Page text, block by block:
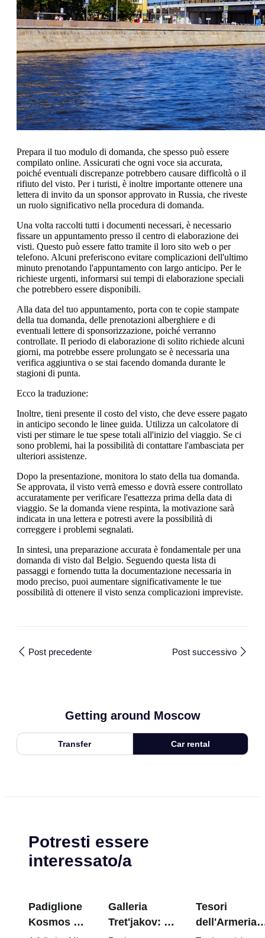
Prepara il tuo modulo di domanda, che spesso può essere
compilato online. Assicurati che ogni voce sia accurata,
poiché eventuali discrepanze potrebbero causare difficoltà o il
rifiuto del visto. Per i turisti, è inoltre importante ottenere una
lettera di invito da un sponsor approvato in Russia, che riveste
un ruolo significativo nella procedura di domanda.
Una volta raccolti tutti i documenti necessari, è necessario
fissare un appuntamento presso il centro di elaborazione dei
visti. Questo può essere fatto tramite il loro sito web o per
telefono. Alcuni preferiscono evitare complicazioni dell'ultimo
minuto prenotando l'appuntamento con largo anticipo. Per le
richieste urgenti, informarsi sui tempi di elaborazione speciali
che potrebbero essere disponibili.
Alla data del tuo appuntamento, porta con te copie stampate
della tua domanda, delle prenotazioni alberghiere e di
eventuali lettere di sponsorizzazione, poiché verranno
controllate. Il periodo di elaborazione di solito richiede alcuni
giorni, ma potrebbe essere prolungato se è necessaria una
verifica aggiuntiva o se stai facendo domanda durante le
stagioni di punta.
Ecco la traduzione:
Inoltre, tieni presente il costo del visto, che deve essere pagato
in anticipo secondo le linee guida. Utilizza un calcolatore di
visti per stimare le tue spese totali all'inizio del viaggio. Se ci
sono problemi, hai la possibilità di contattare l'ambasciata per
ulteriori assistenze.
Dopo la presentazione, monitora lo stato della tua domanda.
Se approvata, il visto verrà emesso e dovrà essere controllato
accuratamente per verificare l'esattezza prima della data di
viaggio. Se la domanda viene respinta, la motivazione sarà
indicata in una lettera e potresti avere la possibilità di
correggere i problemi segnalati.
In sintesi, una preparazione accurata è fondamentale per una
domanda di visto dal Belgio. Seguendo questa lista di
passaggi e fornendo tutta la documentazione necessaria in
modo preciso, puoi aumentare significativamente le tue
possibilità di ottenere il visto senza complicazioni impreviste.
Post precedente Post successivo
Getting around Moscow
Transfer Car rental
Potresti essere
interessato/a
Padiglione
Kosmos a
Galleria
Tret'jakov: I
Tesori
dell'Armeria